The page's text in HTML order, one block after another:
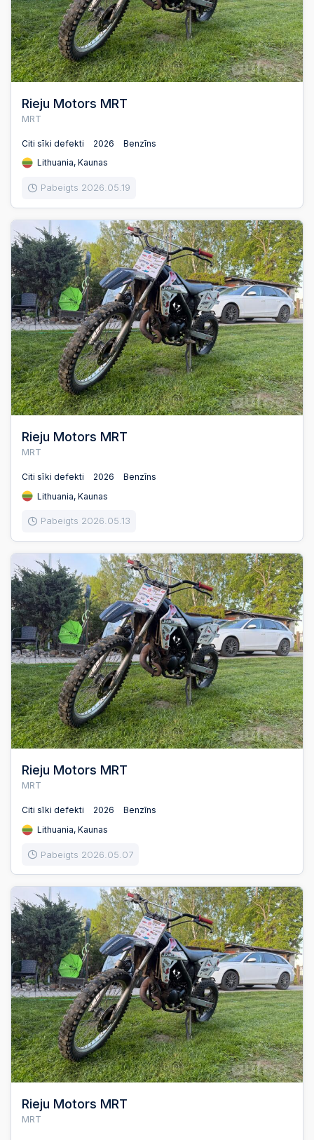
Rieju Motors MRT
MRT
Citi sīki defekti 2026
Benzīns
Lithuania, Kaunas
Pabeigts 2026.05.19
Rieju Motors MRT
MRT
Citi sīki defekti 2026
Benzīns
Lithuania, Kaunas
Pabeigts 2026.05.13
Rieju Motors MRT
MRT
Citi sīki defekti 2026
Benzīns
Lithuania, Kaunas
Pabeigts 2026.05.07
Rieju Motors MRT
MRT